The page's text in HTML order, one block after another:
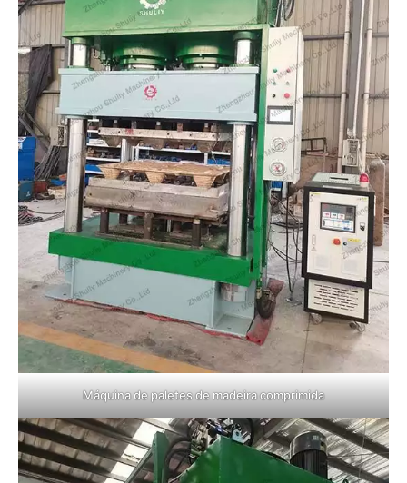
Máquina de paletes de madeira comprimida